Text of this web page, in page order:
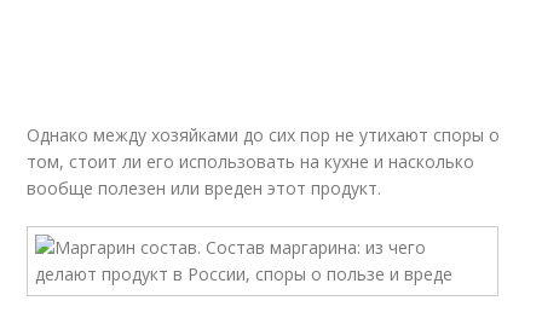
Однако между хозяйками до сих пор не утихают споры о
том, стоит ли его использовать на кухне и насколько
вообще полезен или вреден этот продукт.